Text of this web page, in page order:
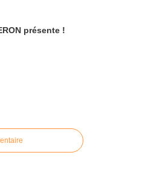
? CARTERON présente !